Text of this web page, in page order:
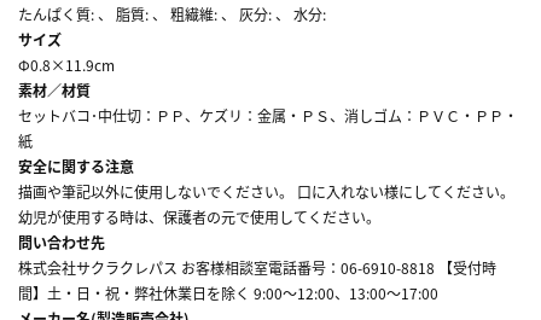
たんぱく質: 、 脂質: 、 粗繊維: 、 灰分: 、 水分:
サイズ
Φ0.8×11.9cm
素材／材質
セットバコ･中仕切：ＰＰ、ケズリ：金属・ＰＳ、消しゴム：ＰＶＣ・ＰＰ・
紙
安全に関する注意
描画や筆記以外に使用しないでください。 口に入れない様にしてください。
幼児が使用する時は、保護者の元で使用してください。
問い合わせ先
株式会社サクラクレパス お客様相談室電話番号：06-6910-8818 【受付時
間】土・日・祝・弊社休業日を除く 9:00～12:00、13:00～17:00